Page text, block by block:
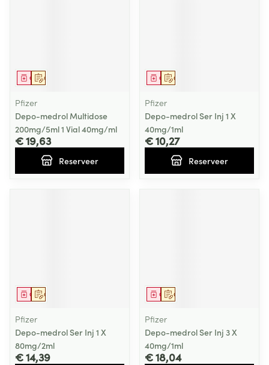
Op voorschrift
Geneesmiddel
Pfizer
Depo-medrol Multidose
200mg/5ml 1 Vial 40mg/ml
€ 19,63
Reserveer
Op voorschrift
Geneesmiddel
Pfizer
Depo-medrol Ser Inj 1 X
40mg/1ml
€ 10,27
Reserveer
Op voorschrift
Geneesmiddel
Pfizer
Depo-medrol Ser Inj 1 X
80mg/2ml
€ 14,39
Op voorschrift
Geneesmiddel
Pfizer
Depo-medrol Ser Inj 3 X
40mg/1ml
€ 18,04